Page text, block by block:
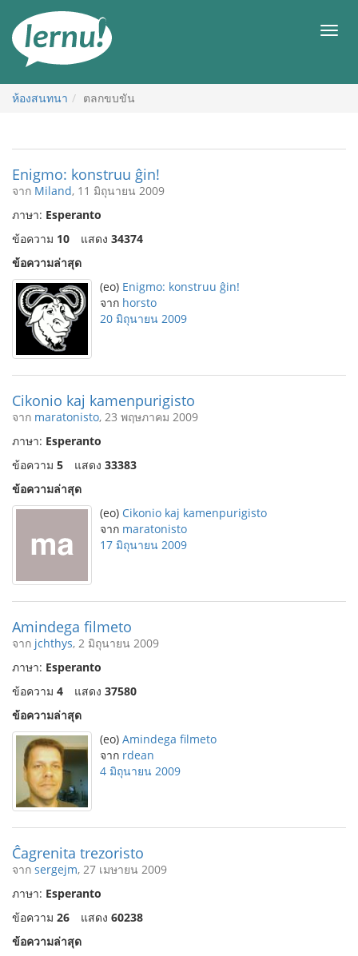
สารบัญ
เมนู
ห้องสนทนา ตลกขบขัน
Enigmo: konstruu ĝin!
จาก Miland, 11 มิถุนายน 2009
ภาษา: Esperanto
ข้อความ 10 แสดง 34374
ข้อความล่าสุด
(eo) Enigmo: konstruu ĝin!
จาก horsto
20 มิถุนายน 2009
Cikonio kaj kamenpurigisto
จาก maratonisto, 23 พฤษภาคม 2009
ภาษา: Esperanto
ข้อความ 5 แสดง 33383
ข้อความล่าสุด
(eo) Cikonio kaj kamenpurigisto
จาก maratonisto
17 มิถุนายน 2009
Amindega filmeto
จาก jchthys, 2 มิถุนายน 2009
ภาษา: Esperanto
ข้อความ 4 แสดง 37580
ข้อความล่าสุด
(eo) Amindega filmeto
จาก rdean
4 มิถุนายน 2009
Ĉagrenita trezoristo
จาก sergejm, 27 เมษายน 2009
ภาษา: Esperanto
ข้อความ 26 แสดง 60238
ข้อความล่าสุด